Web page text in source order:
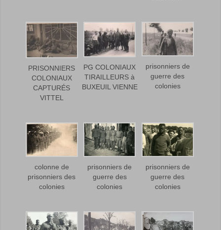
PRISONNIERS
COLONIAUX
CAPTURÉS
VITTEL
PG COLONIAUX
TIRAILLEURS à
BUXEUIL VIENNE
prisonniers de
guerre des
colonies
colonne de
prisonniers des
colonies
prisonniers de
guerre des
colonies
prisonniers de
guerre des
colonies